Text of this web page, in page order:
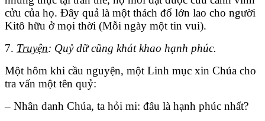
cửu của họ. Đây quả là một thách đố lớn lao cho người
Kitô hữu ở mọi thời (Mỗi ngày một tin vui).
7. Truyện: Quỷ dữ cũng khát khao hạnh phúc.
Một hôm khi cầu nguyện, một Linh mục xin Chúa cho
tra vấn một tên quỷ:
– Nhân danh Chúa, ta hỏi mi: đâu là hạnh phúc nhất?